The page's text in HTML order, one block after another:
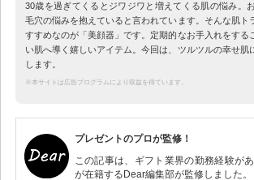
30歳を過ぎてくるとジワジワと増えてくる肌の悩み。
毛穴の悩みを抱えていると言われています。そんな肌ト
すすめなのが「美顔器」です。定期的なお手入れをする
い肌へ導く嬉しいアイテム。今回は、ツルツルの幸せ肌
します。
※本サイトは広告プログラムにより収益を得ています。
プレゼントのプロが監修！
この記事は、ギフト業界の勤務経験が
が在籍するDear編集部が監修しました。